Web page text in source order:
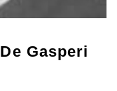
Gasperi